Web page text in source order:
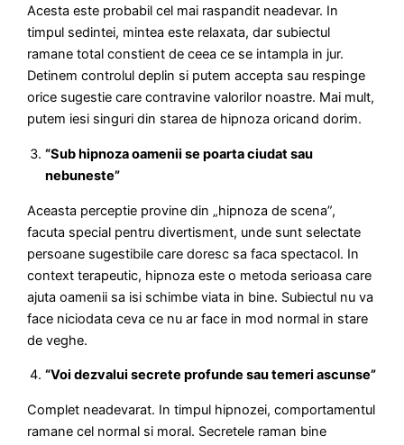
Acesta este probabil cel mai raspandit neadevar. In
timpul sedintei, mintea este relaxata, dar subiectul
ramane total constient de ceea ce se intampla in jur.
Detinem controlul deplin si putem accepta sau respinge
orice sugestie care contravine valorilor noastre. Mai mult,
putem iesi singuri din starea de hipnoza oricand dorim.
“Sub hipnoza oamenii se poarta ciudat sau
nebuneste”
Aceasta perceptie provine din „hipnoza de scena”,
facuta special pentru divertisment, unde sunt selectate
persoane sugestibile care doresc sa faca spectacol. In
context terapeutic, hipnoza este o metoda serioasa care
ajuta oamenii sa isi schimbe viata in bine. Subiectul nu va
face niciodata ceva ce nu ar face in mod normal in stare
de veghe.
“Voi dezvalui secrete profunde sau temeri ascunse”
Complet neadevarat. In timpul hipnozei, comportamentul
ramane cel normal si moral. Secretele raman bine